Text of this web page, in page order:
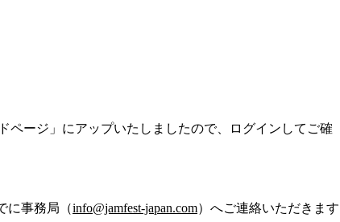
ページ」にアップいたしましたので、ログインしてご確
に事務局（info@jamfest-japan.com）へご連絡いただきます